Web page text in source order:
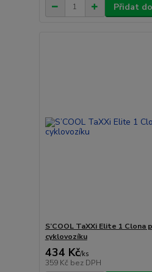
Přidat
S’COOL TaXXi Elite 1 Clona
cyklovozíku
434 Kč/ks
359 Kč bez DPH